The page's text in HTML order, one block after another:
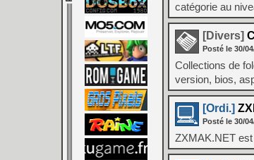
catégorie au
[Divers]
Posté le 30/
Collections de
version, bios,
[Ordi.]
Posté le 30/
ZXMAK.NET